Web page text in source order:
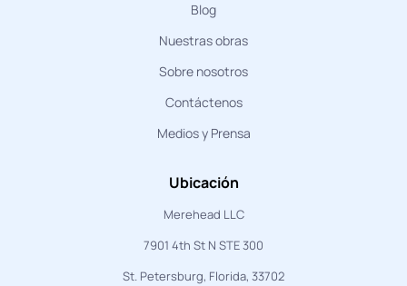
Blog
Nuestras obras
Sobre nosotros
Contáctenos
Medios y Prensa
Ubicación
Merehead LLC
7901 4th St N STE 300
St. Petersburg, Florida, 33702